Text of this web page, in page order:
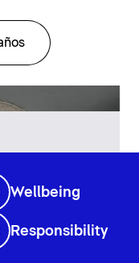
Wellbeing
Responsibility